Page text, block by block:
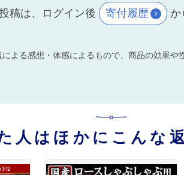
稿は、ログイン後 寄付履歴 か
よる感想・体感によるもので、商品の効果や
人はほかにこんな